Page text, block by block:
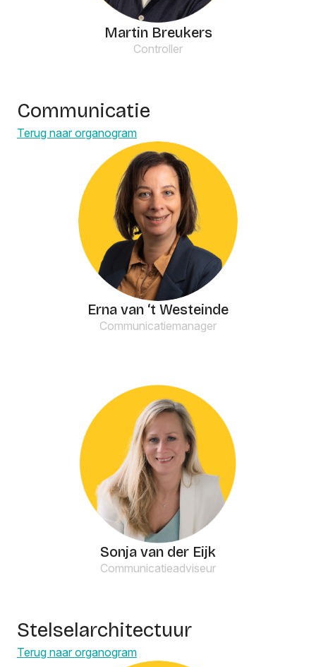
Martin Breukers
Controller
Communicatie
Terug naar organogram
Erna van ‘t Westeinde
Communicatiemanager
Sonja van der Eijk
Communicatieadviseur
Stelselarchitectuur
Terug naar organogram